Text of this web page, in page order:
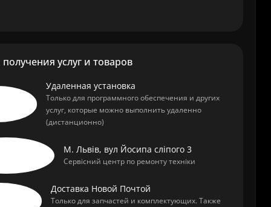
услуг и товаров
Удаленная установка
Только для программного обеспечения и других
услуг, которые можно выполнить удаленно
(дистанционно)
М. Львів, вул Йосипа сліпого 3
Сервісний центр по ремонту техніки
Доставка Новой Почтой
Только для запчастей и комплектующих. Также